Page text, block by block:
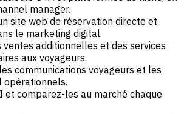
manager.
site web de réservation directe et
le marketing digital.
ventes additionnelles et des services
aux voyageurs.
communications voyageurs et les
opérationnels.
et comparez-les au marché chaque